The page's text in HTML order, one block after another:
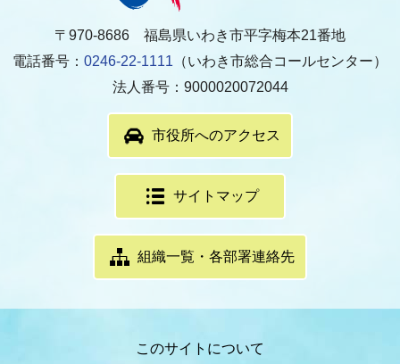
〒970-8686 福島県いわき市平字梅本21番地
電話番号： 0246-22-1111 （いわき市総合コールセンター）
法人番号：9000020072044
市役所へのアクセス
サイトマップ
組織一覧・各部署連絡先
このサイトについて